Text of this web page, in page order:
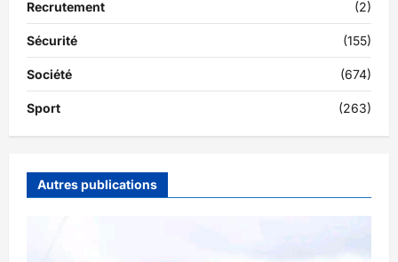
Recrutement (2)
Sécurité (155)
Société (674)
Sport (263)
Autres publications